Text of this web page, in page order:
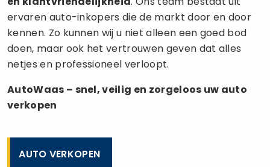
ervaren auto-inkopers die de markt door en door
kennen. Zo kunnen wij u niet alleen een goed bod
doen, maar ook het vertrouwen geven dat alles
netjes en professioneel verloopt.
AutoWaas – snel, veilig en zorgeloos uw auto
verkopen
AUTO VERKOPEN